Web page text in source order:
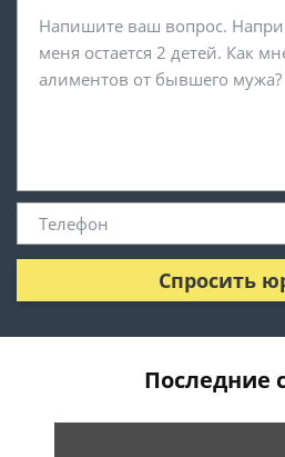
Спросить
Последние